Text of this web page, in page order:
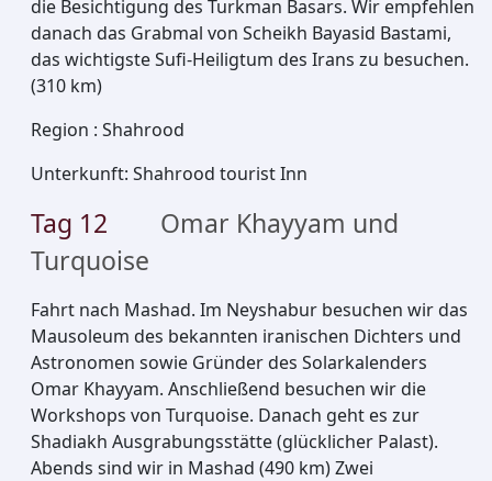
die Besichtigung des Turkman Basars. Wir empfehlen
danach das Grabmal von Scheikh Bayasid Bastami,
das wichtigste Sufi-Heiligtum des Irans zu besuchen.
(310 km)
Region : Shahrood
Unterkunft: Shahrood tourist Inn
Tag 12
Omar Khayyam und
Turquoise
Fahrt nach Mashad. Im Neyshabur besuchen wir das
Mausoleum des bekannten iranischen Dichters und
Astronomen sowie Gründer des Solarkalenders
Omar Khayyam. Anschließend besuchen wir die
Workshops von Turquoise. Danach geht es zur
Shadiakh Ausgrabungsstätte (glücklicher Palast).
Abends sind wir in Mashad (490 km) Zwei